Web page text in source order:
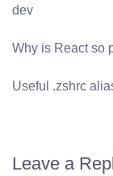
dev
Why is React so
Useful .zshrc
Leave a